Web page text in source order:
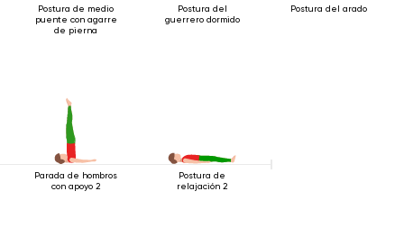
Postura de medio
puente con agarre
de pierna
Postura del
guerrero dormido
Postura del arado
Parada de hombros
con apoyo 2
Postura de
relajación 2